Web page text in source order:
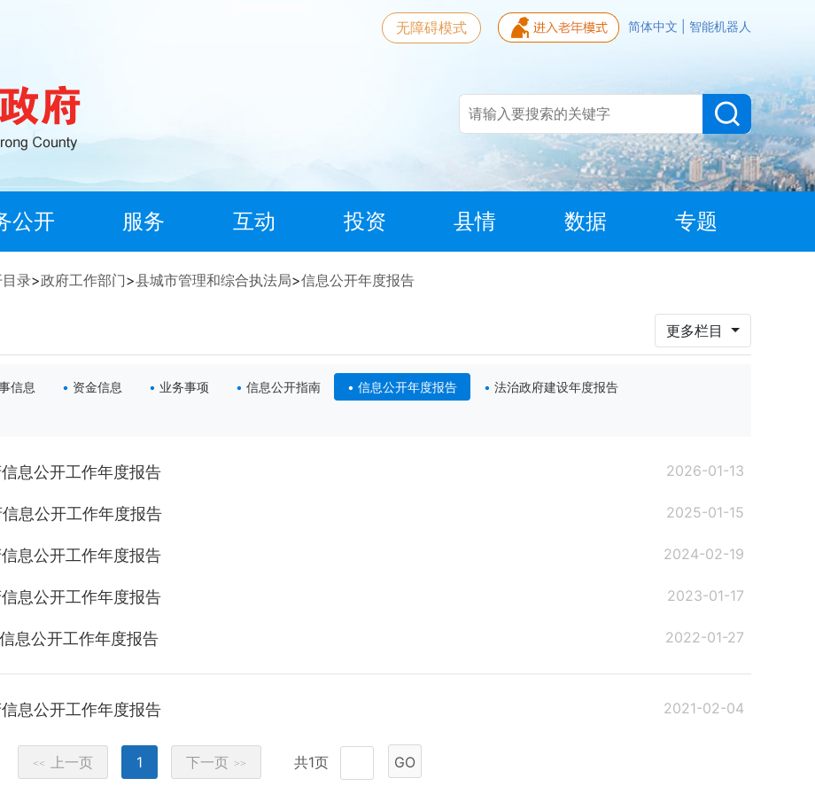
简体中文 智能机器人
无障碍模式
公开 服务 互动 投资 县情 数据 专题
录>政府工作部门>县城市管理和综合执法局>信息公开年度报告
更多栏目
信息 资金信息 业务事项 信息公开指南 信息公开年度报告
法治政府建设年度报告
息公开工作年度报告 2026-01-13
息公开工作年度报告 2025-01-15
息公开工作年度报告 2024-02-19
息公开工作年度报告 2023-01-17
息公开工作年度报告 2022-01-27
息公开工作年度报告 2021-02-04
<< 上一页 1 下一页 >> 共1页 GO